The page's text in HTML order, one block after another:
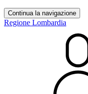
Continua la navigazione
Regione Lombardia